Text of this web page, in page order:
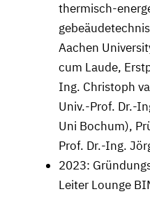
thermisch-
Aachen
cum Laude,
Ing. Christoph
Univ.-Prof. Dr.-
Uni Bochum),
Prof. Dr.-Ing.
2023:
Leiter Lounge